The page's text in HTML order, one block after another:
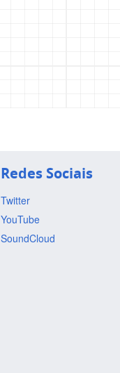
Redes Sociais
Twitter
YouTube
SoundCloud